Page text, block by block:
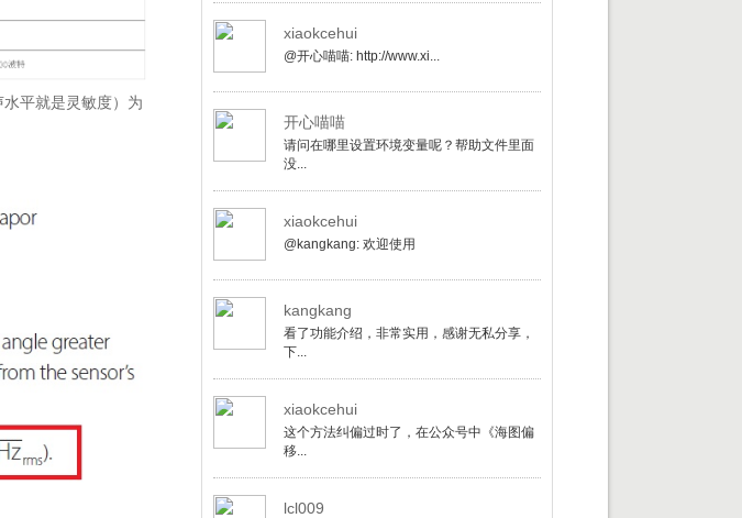
平就是灵敏度）为
xiaokcehui
@开心喵喵: http://www.xi...
开心喵喵
请问在哪里设置环境变量呢？帮助文件里面
没...
xiaokcehui
@kangkang: 欢迎使用
kangkang
看了功能介绍，非常实用，感谢无私分享，
下...
xiaokcehui
这个方法纠偏过时了，在公众号中《海图偏
移...
lcl009